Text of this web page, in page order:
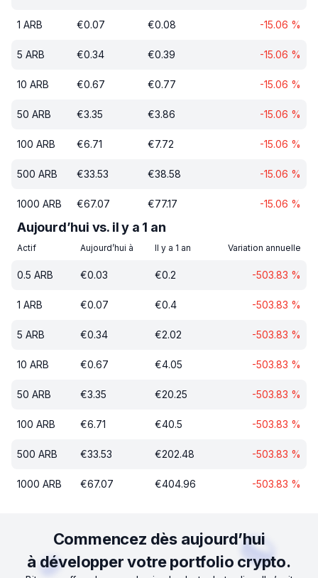
1 ARB €0.07 €0.08 -15.06 %
5 ARB €0.34 €0.39 -15.06 %
10 ARB €0.67 €0.77 -15.06 %
50 ARB €3.35 €3.86 -15.06 %
100 ARB €6.71 €7.72 -15.06 %
500 ARB €33.53 €38.58 -15.06 %
1000 ARB €67.07 €77.17 -15.06 %
Aujourd’hui vs. il y a 1 an
Actif Aujourd’hui à Il y a 1 an Variation annuelle
0.5 ARB €0.03 €0.2 -503.83 %
1 ARB €0.07 €0.4 -503.83 %
5 ARB €0.34 €2.02 -503.83 %
10 ARB €0.67 €4.05 -503.83 %
50 ARB €3.35 €20.25 -503.83 %
100 ARB €6.71 €40.5 -503.83 %
500 ARB €33.53 €202.48 -503.83 %
1000 ARB €67.07 €404.96 -503.83 %
Commencez dès aujourd’hui
à développer votre portfolio crypto.